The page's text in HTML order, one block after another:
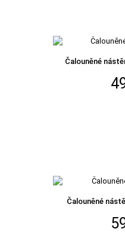
Čalouněné
Čalouněné